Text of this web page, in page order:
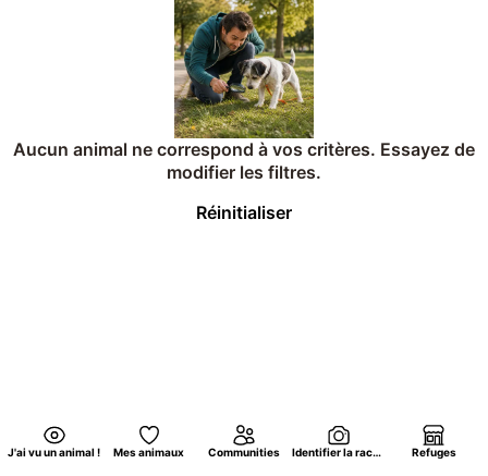
Aucun animal ne correspond à vos critères. Essayez de
modifier les filtres.
Réinitialiser
J'ai vu un animal ! Mes animaux Communities Identifier la race d'un chat par photo Refuges